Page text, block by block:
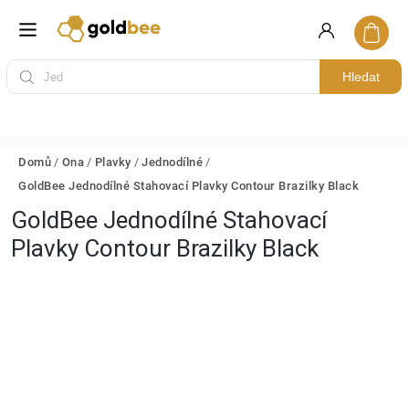
Hledat
Domů / Ona / Plavky / Jednodílné /
GoldBee Jednodílné Stahovací Plavky Contour Brazilky Black
GoldBee Jednodílné Stahovací
Plavky Contour Brazilky Black